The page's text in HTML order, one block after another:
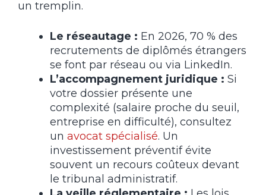
un tremplin.
Le réseautage : En 2026, 70 % des
recrutements de diplômés étrangers
se font par réseau ou via LinkedIn.
L’accompagnement juridique : Si
votre dossier présente une
complexité (salaire proche du seuil,
entreprise en difficulté), consultez
un avocat spécialisé. Un
investissement préventif évite
souvent un recours coûteux devant
le tribunal administratif.